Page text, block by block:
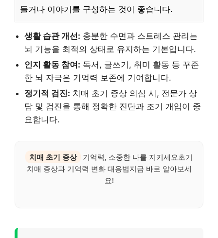
들거나 이야기를 구성하는 것이 좋습니다.
생활 습관 개선: 충분한 수면과 스트레스 관리는
뇌 기능을 최적의 상태로 유지하는 기본입니다.
인지 활동 참여: 독서, 글쓰기, 취미 활동 등 꾸준
한 뇌 자극은 기억력 보존에 기여합니다.
정기적 검진: 치매 초기 증상 의심 시, 전문가 상
담 및 검진을 통해 정확한 진단과 조기 개입이 중
요합니다.
치매 초기 증상
기억력, 소중한 나를 지키세요초기
치매 증상과 기억력 변화 대응법지금 바로 알아보세
요!